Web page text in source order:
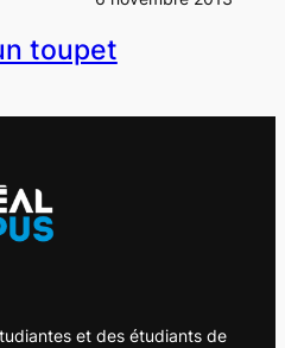
toupet
et des étudiants de